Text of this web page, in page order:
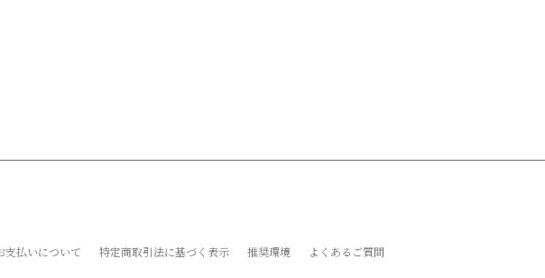
支払いについて 特定商取引法に基づく表示 推奨環境 よくあるご質問